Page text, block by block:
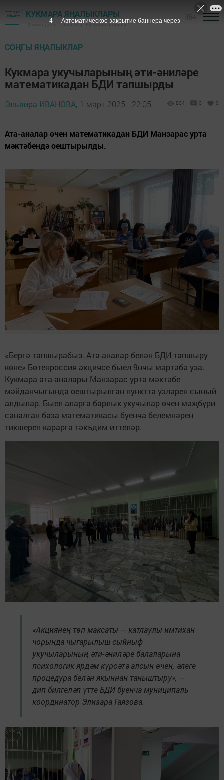
КУКМАРА ЯҢАЛЫКЛАРЫ
"Хезмәт даны" газетасы - Кукмара районы
СОҢГЫ ЯҢАЛЫКЛАР
Кукмара укучыларының әти-әниләре
математикадан БДИ тапшырды
Эльвира ИВАНОВА, 1 март 2025 - 22:05 804 0 0
Ата-аналар өчен математикадан БДИ Манзарас урта
мәктәбендә оештырылды.
«Бергә тапшырабыз. Ата-аналар белән БДИ тапшыру
көне» Бөтенроссия акциясе быел 9нчы мәртәбә уза.
Кукмара ата-аналары Манзарас урта мәктәбе
мәйданчыгында оештырылган пунктта үзләрен сыный
алдылар. Быел аларга барлык укучылар өчен мәҗбүри
саналган база математикасы буенча белемнәрен
тикшереп карарга тәкъдим иттеләр.
«Акциянең төп максаты — катлаулы имтихан
чорында чыгарылыш сыйныф
укучыларының әти-әниләре балаларына
психологик ярдәм күрсәтә алсын өчен, әлеге
процедура белән якыннан таныштыру», —
дип билгеләп үтте БДИ буенча муниципаль
координатор Элизара Гаязова.
2 Автоматическое закрытие баннера через